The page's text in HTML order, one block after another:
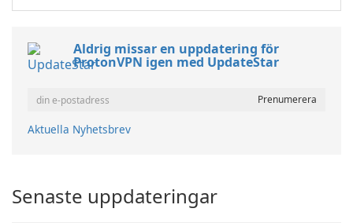
Aldrig missar en uppdatering för
ProtonVPN igen med UpdateStar
Aktuella Nyhetsbrev
Senaste uppdateringar